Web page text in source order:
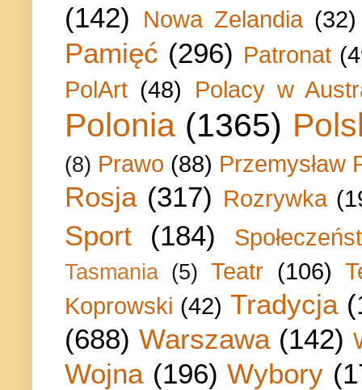
(142) Nowa Zelandia (32)
Pamięć (296) Patronat
PolArt (48) Polacy w
Polonia (1365)
(8) Prawo (88) Przemysław
Rosja (317) Rozrywka
Sport (184)
Tasmania (5) Teatr (106)
Koprowski (42) Tradycja
(688) Warszawa (142)
Wojna (196) Wybory